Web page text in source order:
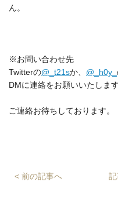
ん。
※お問い合わせ先
Twitterの@_t21sか、 @_h0y_
DMに連絡をお願いいたします
ご連絡お待ちしております。
< 前の記事へ